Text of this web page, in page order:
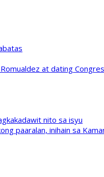
at dating
nito sa isyu
paaralan, inihain sa